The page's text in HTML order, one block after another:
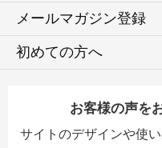
メールマガジン登録
初めての方へ
お客様の声を
サイトのデザインや使